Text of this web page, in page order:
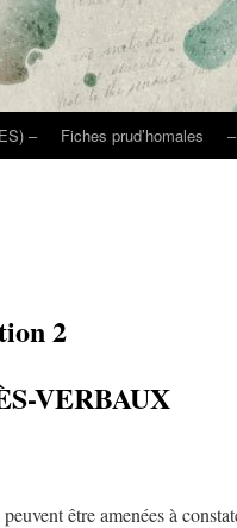
– Fiches prud’homales
2
VERBAUX
être amenées à